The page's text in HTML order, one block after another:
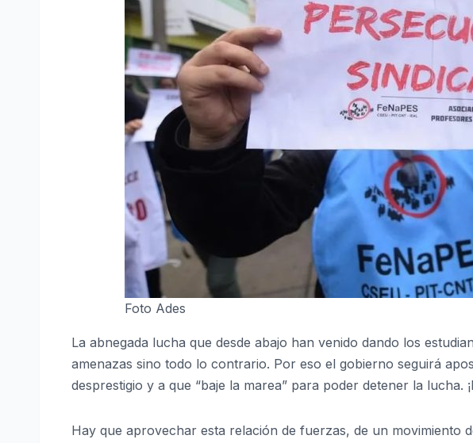
Foto Ades
La abnegada lucha que desde abajo han venido dando los
amenazas sino todo lo contrario. Por eso el gobierno seguirá
desprestigio y a que “baje la marea” para poder detener la lucha.
Hay que aprovechar esta relación de fuerzas, de un movimiento